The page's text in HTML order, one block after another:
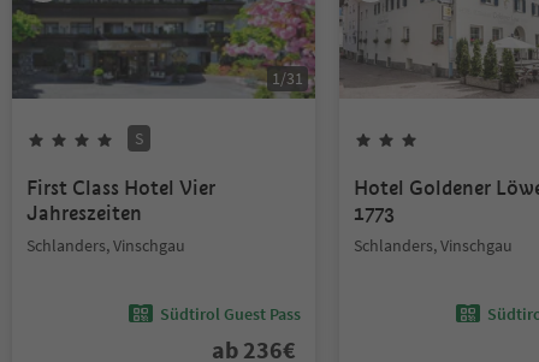
1/31
S
First Class Hotel Vier
Jahreszeiten
Schlanders, Vinschgau
Südtirol Guest Pass
ab 236€
Hotel Goldener
1773
Schlanders, Vinschgau